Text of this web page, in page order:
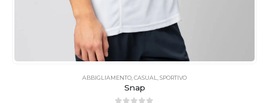
ABBIGLIAMENTO CASUAL SPORTIVO
Snap